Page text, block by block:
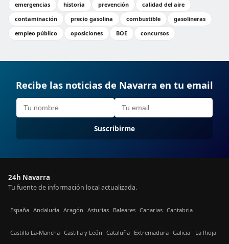
emergencias
historia prevención
calidad del aire
contaminación
precio gasolina combustible
gasolineras
empleo público
oposiciones BOE concursos
Recibe las noticias de Navarra en tu email
Suscribirme
24h Navarra
Tu fuente de información local actualizada.
España Andalucía Aragón Asturias Baleares Canarias Cantabria
Castilla La-Mancha Castilla y León Cataluña Extremadura Galicia La Rioja